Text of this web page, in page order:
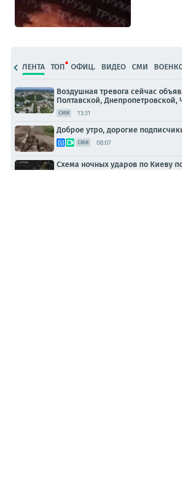
ЛЕНТА ТОП ОФИЦ. ВИДЕО СМИ
Воздушная тревога сейчас
Полтавской, Днепропетровской,
СМИ 13:31
Доброе утро, дорогие
СМИ 08:07
Схема ночных ударов по Киеву